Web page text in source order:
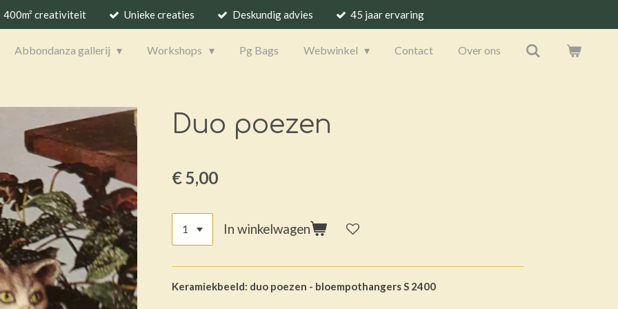
400m² creativiteit Unieke creaties Deskundig advies 45 jaar ervaring
Abbondanza gallerij Workshops Pg Bags Webwinkel Contact Over ons
Duo poezen
€ 5,00
In winkelwagen
Keramiekbeeld: duo poezen - bloempothangers S 2400